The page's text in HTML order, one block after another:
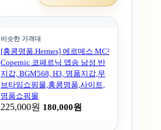
비슷한 가격대
[홍콩명품.Hermes] 에르메스 MC²
Copernic 코페르닉 앱송 남성 반
지갑, BGM568, H3, 명품지갑,무
브타임쇼핑몰,홍콩명품,사이트,
명품쇼핑몰
225,000원 180,000원